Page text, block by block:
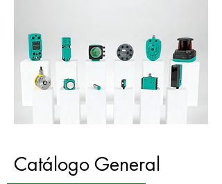
Catálogo General